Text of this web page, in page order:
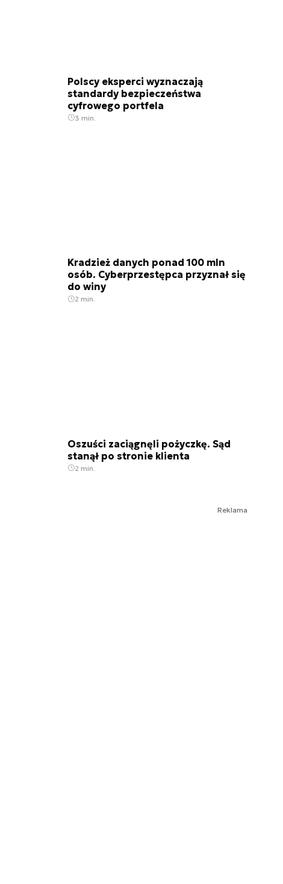
Polscy eksperci wyznaczają
standardy bezpieczeństwa
cyfrowego portfela
3 min.
Kradzież danych ponad 100 mln
osób. Cyberprzestępca przyznał się
do winy
2 min.
Oszuści zaciągnęli pożyczkę. Sąd
stanął po stronie klienta
2 min.
Reklama